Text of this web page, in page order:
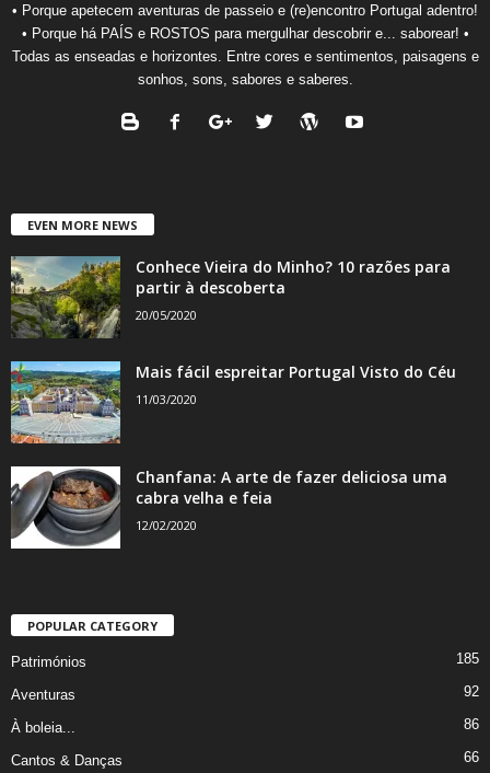
• Porque apetecem aventuras de passeio e (re)encontro Portugal adentro!
• Porque há PAÍS e ROSTOS para mergulhar descobrir e... saborear! •
Todas as enseadas e horizontes. Entre cores e sentimentos, paisagens e
sonhos, sons, sabores e saberes.
EVEN MORE NEWS
Conhece Vieira do Minho? 10 razões para
partir à descoberta
20/05/2020
Mais fácil espreitar Portugal Visto do Céu
11/03/2020
Chanfana: A arte de fazer deliciosa uma
cabra velha e feia
12/02/2020
POPULAR CATEGORY
Patrimónios 185
Aventuras 92
À boleia... 86
Cantos & Danças 66